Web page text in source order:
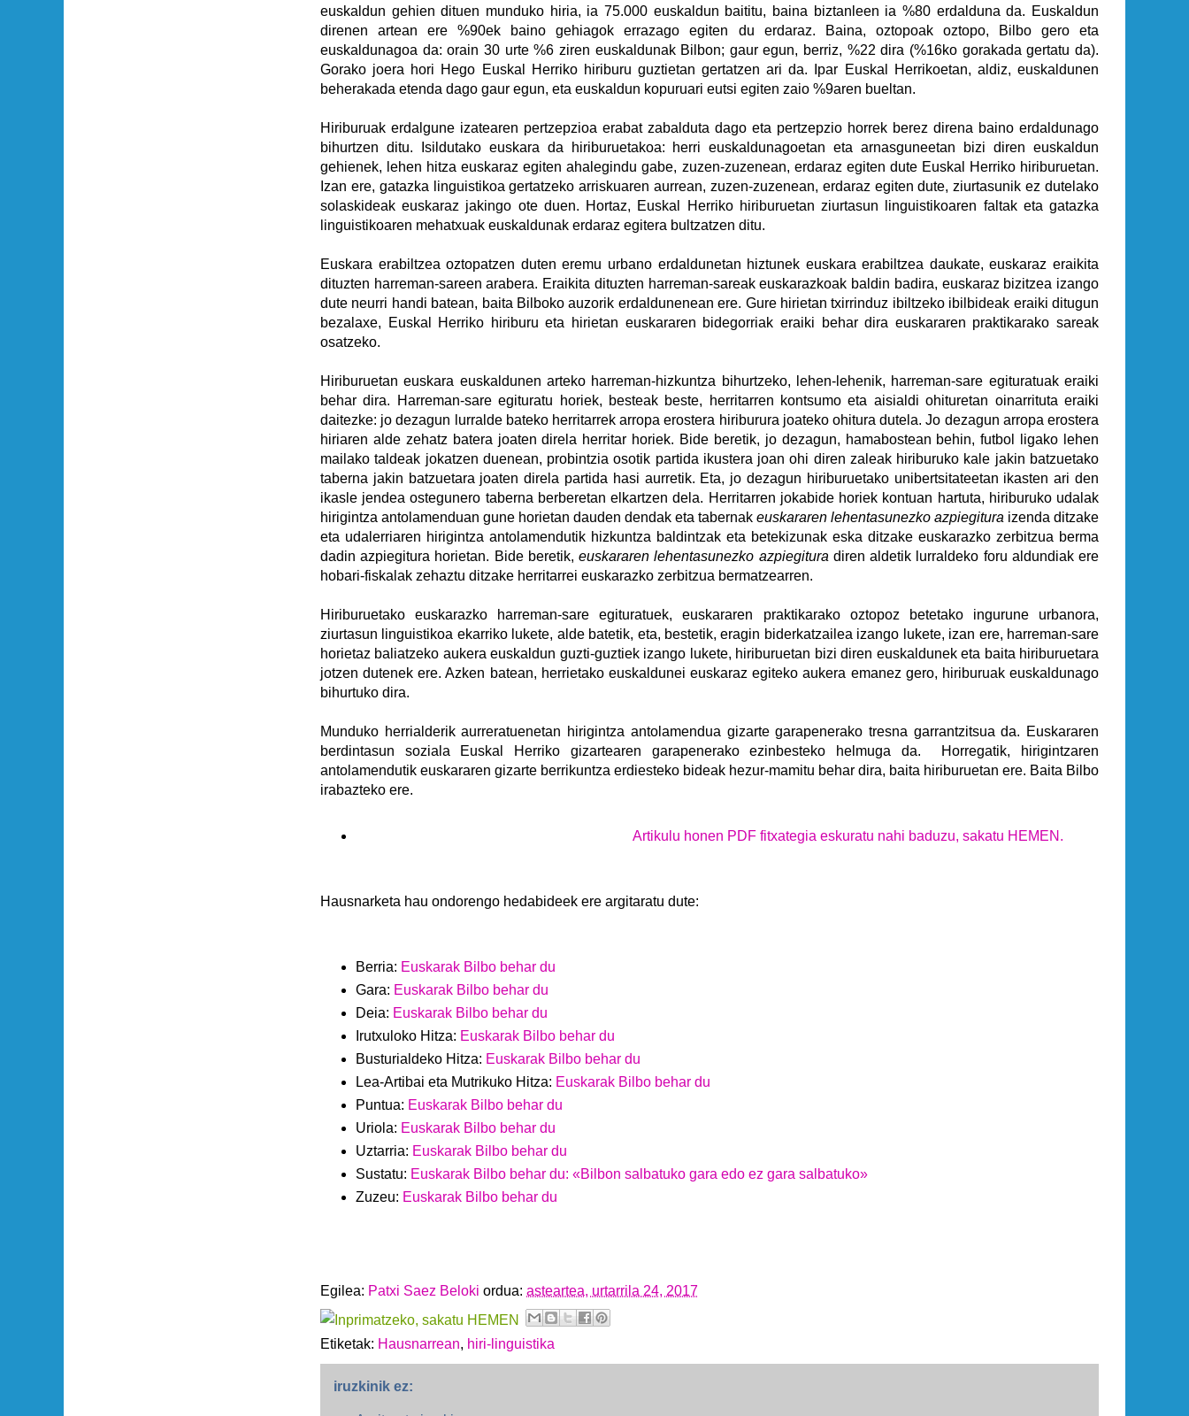
euskaldun gehien dituen munduko hiria, ia 75.000 euskaldun baititu, baina biztanleen ia %80 erdalduna da. Euskaldun
direnen artean ere %90ek baino gehiagok errazago egiten du erdaraz. Baina, oztopoak oztopo, Bilbo gero eta
euskaldunagoa da: orain 30 urte %6 ziren euskaldunak Bilbon; gaur egun, berriz, %22 dira (%16ko gorakada gertatu da).
Gorako joera hori Hego Euskal Herriko hiriburu guztietan gertatzen ari da. Ipar Euskal Herrikoetan, aldiz, euskaldunen
beherakada etenda dago gaur egun, eta euskaldun kopuruari eutsi egiten zaio %9aren bueltan.
Hiriburuak erdalgune izatearen pertzepzioa erabat zabalduta dago eta pertzepzio horrek berez direna baino erdaldunago
bihurtzen ditu. Isildutako euskara da hiriburuetakoa: herri euskaldunagoetan eta arnasguneetan bizi diren euskaldun
gehienek, lehen hitza euskaraz egiten ahalegindu gabe, zuzen-zuzenean, erdaraz egiten dute Euskal Herriko hiriburuetan.
Izan ere, gatazka linguistikoa gertatzeko arriskuaren aurrean, zuzen-zuzenean, erdaraz egiten dute, ziurtasunik ez dutelako
solaskideak euskaraz jakingo ote duen. Hortaz, Euskal Herriko hiriburuetan ziurtasun linguistikoaren faltak eta gatazka
linguistikoaren mehatxuak euskaldunak erdaraz egitera bultzatzen ditu.
Euskara erabiltzea oztopatzen duten eremu urbano erdaldunetan hiztunek euskara erabiltzea daukate, euskaraz eraikita
dituzten harreman-sareen arabera. Eraikita dituzten harreman-sareak euskarazkoak baldin badira, euskaraz bizitzea izango
dute neurri handi batean, baita Bilboko auzorik erdaldunenean ere. Gure hirietan txirrinduz ibiltzeko ibilbideak eraiki ditugun
bezalaxe, Euskal Herriko hiriburu eta hirietan euskararen bidegorriak eraiki behar dira euskararen praktikarako sareak
osatzeko.
Hiriburuetan euskara euskaldunen arteko harreman-hizkuntza bihurtzeko, lehen-lehenik, harreman-sare egituratuak eraiki
behar dira. Harreman-sare egituratu horiek, besteak beste, herritarren kontsumo eta aisialdi ohituretan oinarrituta eraiki
daitezke: jo dezagun lurralde bateko herritarrek arropa erostera hiriburura joateko ohitura dutela. Jo dezagun arropa erostera
hiriaren alde zehatz batera joaten direla herritar horiek. Bide beretik, jo dezagun, hamabostean behin, futbol ligako lehen
mailako taldeak jokatzen duenean, probintzia osotik partida ikustera joan ohi diren zaleak hiriburuko kale jakin batzuetako
taberna jakin batzuetara joaten direla partida hasi aurretik. Eta, jo dezagun hiriburuetako unibertsitateetan ikasten ari den
ikasle jendea ostegunero taberna berberetan elkartzen dela. Herritarren jokabide horiek kontuan hartuta, hiriburuko udalak
hirigintza antolamenduan gune horietan dauden dendak eta tabernak euskararen lehentasunezko azpiegitura izenda ditzake
eta udalerriaren hirigintza antolamendutik hizkuntza baldintzak eta betekizunak eska ditzake euskarazko zerbitzua berma
dadin azpiegitura horietan. Bide beretik,euskararen lehentasunezko azpiegitura diren aldetik lurraldeko foru aldundiak ere
hobari-fiskalak zehaztu ditzake herritarrei euskarazko zerbitzua bermatzearren.
Hiriburuetako euskarazko harreman-sare egituratuek, euskararen praktikarako oztopoz betetako ingurune urbanora,
ziurtasun linguistikoa ekarriko lukete, alde batetik, eta, bestetik, eragin biderkatzailea izango lukete, izan ere, harreman-sare
horietaz baliatzeko aukera euskaldun guzti-guztiek izango lukete, hiriburuetan bizi diren euskaldunek eta baita hiriburuetara
jotzen dutenek ere. Azken batean, herrietako euskaldunei euskaraz egiteko aukera emanez gero, hiriburuak euskaldunago
bihurtuko dira.
Munduko herrialderik aurreratuenetan hirigintza antolamendua gizarte garapenerako tresna garrantzitsua da. Euskararen
berdintasun soziala Euskal Herriko gizartearen garapenerako ezinbesteko helmuga da. Horregatik, hirigintzaren
antolamendutik euskararen gizarte berrikuntza erdiesteko bideak hezur-mamitu behar dira, baita hiriburuetan ere. Baita Bilbo
irabazteko ere.
Artikulu honen PDF fitxategia eskuratu nahi baduzu, sakatu HEMEN.
Hausnarketa hau ondorengo hedabideek ere argitaratu dute:
Berria: Euskarak Bilbo behar du
Gara: Euskarak Bilbo behar du
Deia: Euskarak Bilbo behar du
Irutxuloko Hitza: Euskarak Bilbo behar du
Busturialdeko Hitza: Euskarak Bilbo behar du
Lea-Artibai eta Mutrikuko Hitza: Euskarak Bilbo behar du
Puntua: Euskarak Bilbo behar du
Uriola: Euskarak Bilbo behar du
Uztarria: Euskarak Bilbo behar du
Sustatu: Euskarak Bilbo behar du: «Bilbon salbatuko gara edo ez gara salbatuko»
Zuzeu: Euskarak Bilbo behar du
Egilea: Patxi Saez Beloki ordua: asteartea, urtarrila 24, 2017
Etiketak: Hausnarrean, hiri-linguistika
iruzkinik ez: